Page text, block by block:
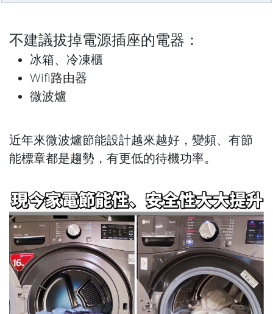
不建議拔掉電源插座的電器：
冰箱、冷凍櫃
Wifi路由器
微波爐
近年來微波爐節能設計越來越好，變頻、有節
能標章都是趨勢，有更低的待機功率。